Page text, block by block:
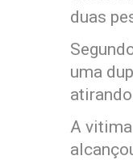
duas
uma
A